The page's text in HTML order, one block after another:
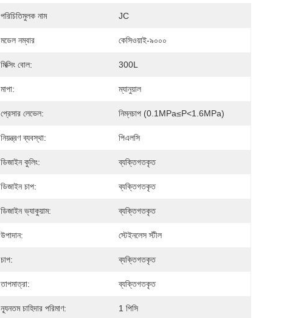
পরিচিতিমুলক নাম JC
মডেল নম্বার কেসিওয়াই-৯০০০
মিক্সিং বোল: 300L
মাপা: ম্যানুয়াল
প্রেসার লেভেল: নিম্নচাপ (0.1MPa≤p<1.6MPa)
নিয়ন্ত্রণ ব্যবস্থা: পিএলসি
ডিজাইন কুলিং: ব্যক্তিগতকৃত
ডিজাইন চাপ: ব্যক্তিগতকৃত
ডিজাইন ভ্যাকুয়াম: ব্যক্তিগতকৃত
উপাদান: স্টেইনলেস স্টীল
চাপ: ব্যক্তিগতকৃত
তাপমাত্রা: ব্যক্তিগতকৃত
ন্যূনতম চাহিদার পরিমাণ: 1 পিসি